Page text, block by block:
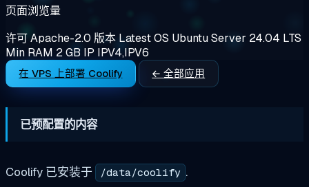
页面浏览量
许可Apache-2.0 版本 LatestOS Ubuntu Server 24.04 LTS
Min RAM 2 GB IP IPV4,IPV6
在 VPS 上部署 Coolify ← 全部应用
已预配置的内容
Coolify 已安装于 /data/coolify .